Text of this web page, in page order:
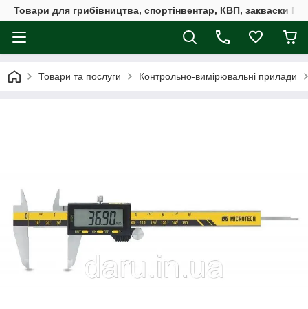
Товари для грибівництва, спортінвентар, КВП, закваски
Товари та послуги Контрольно-вимірювальні прилади